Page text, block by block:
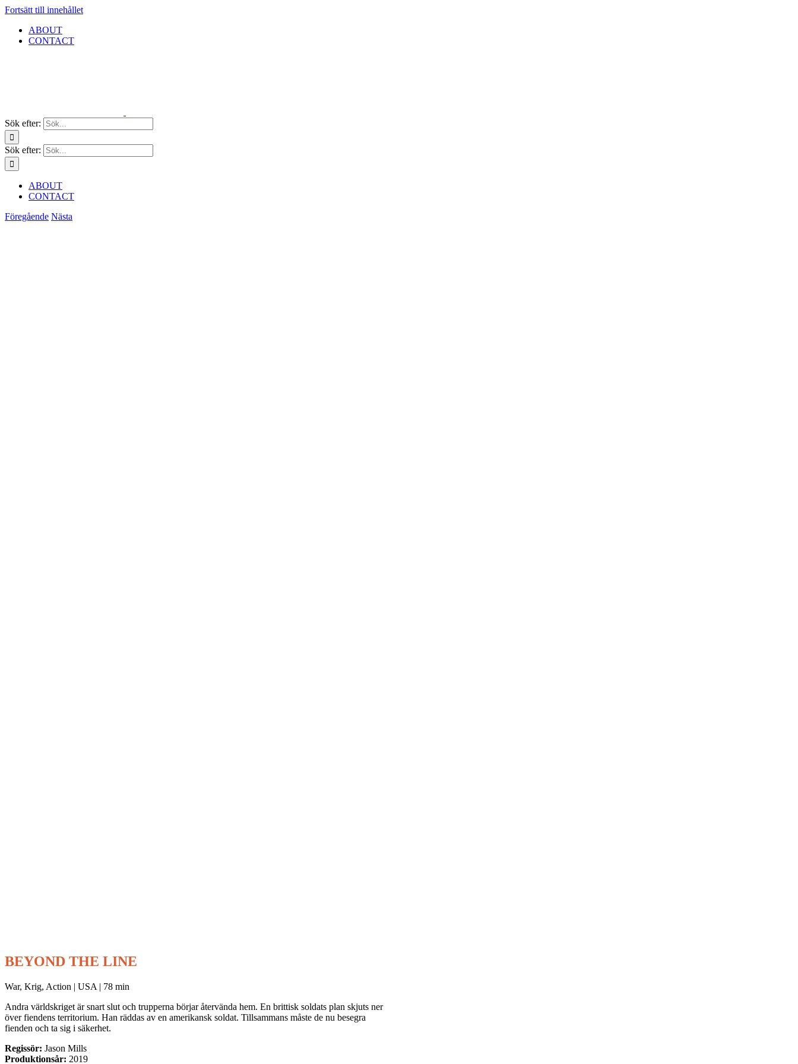
Fortsätt till innehållet
ABOUT
CONTACT
Sök efter:
Sök efter:
ABOUT
CONTACT
Föregående Nästa
BEYOND THE LINE
War, Krig, Action | USA | 78 min
Andra världskriget är snart slut och trupperna börjar återvända hem. En brittisk soldats plan skjuts ner
över fiendens territorium. Han räddas av en amerikansk soldat. Tillsammans måste de nu besegra
fienden och ta sig i säkerhet.
Regissör: Jason Mills
Produktionsår: 2019